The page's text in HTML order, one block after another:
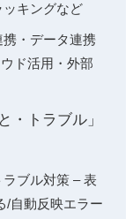
キングなど
・データ連携
ド活用・外部
・トラブル」
ブル対策 – 表
/自動反映エラー